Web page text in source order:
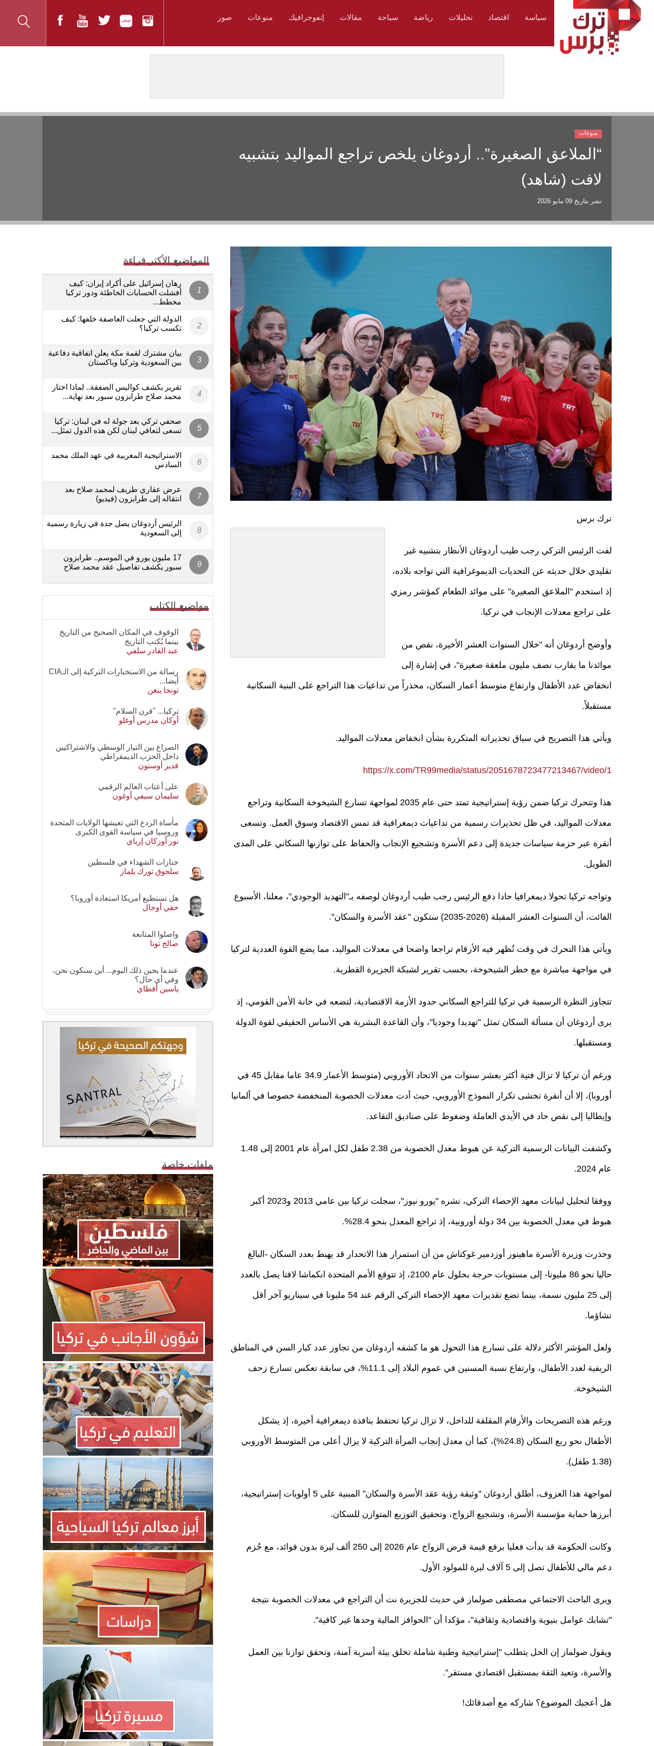
سياسة اقتصاد تحليلات رياضة سياحة مقالات إنفوجرافيك منوعات صور
“الملاعق الصغيرة”.. أردوغان يلخص تراجع المواليد بتشبيه
لافت (شاهد)
نشر بتاريخ 09 مايو 2026
منوعات
ترك برس
لفت الرئيس التركي رجب طيب أردوغان الأنظار بتشبيه غير
تقليدي خلال حديثه عن التحديات الديموغرافية التي تواجه بلاده،
إذ استخدم "الملاعق الصغيرة" على موائد الطعام كمؤشر رمزي
على تراجع معدلات الإنجاب في تركيا.
وأوضح أردوغان أنه "خلال السنوات العشر الأخيرة، نقص من
موائدنا ما يقارب نصف مليون ملعقة صغيرة"، في إشارة إلى
انخفاض عدد الأطفال وارتفاع متوسط أعمار السكان، محذراً من تداعيات هذا التراجع على البنية السكانية
مستقبلاً.
ويأتي هذا التصريح في سياق تحذيراته المتكررة بشأن انخفاض معدلات المواليد.
https://x.com/TR99media/status/2051678723477213467/video/1
هذا وتتحرك تركيا ضمن رؤية إستراتيجية تمتد حتى عام 2035 لمواجهة تسارع الشيخوخة السكانية وتراجع
معدلات المواليد، في ظل تحذيرات رسمية من تداعيات ديمغرافية قد تمس الاقتصاد وسوق العمل. وتسعى
أنقرة عبر حزمة سياسات جديدة إلى دعم الأسرة وتشجيع الإنجاب والحفاظ على توازنها السكاني على المدى
الطويل.
وتواجه تركيا تحولا ديمغرافيا حادا دفع الرئيس رجب طيب أردوغان لوصفه بـ"التهديد الوجودي"، معلنا، الأسبوع
الفائت، أن السنوات العشر المقبلة (2026-2035) ستكون "عقد الأسرة والسكان".
ويأتي هذا التحرك في وقت تُظهر فيه الأرقام تراجعا واضحا في معدلات المواليد، مما يضع القوة العددية لتركيا
في مواجهة مباشرة مع خطر الشيخوخة، بحسب تقرير لشبكة الجزيرة القطرية.
تتجاوز النظرة الرسمية في تركيا للتراجع السكاني حدود الأزمة الاقتصادية، لتضعه في خانة الأمن القومي، إذ
يرى أردوغان أن مسألة السكان تمثل "تهديدا وجوديا"، وأن القاعدة البشرية هي الأساس الحقيقي لقوة الدولة
ومستقبلها.
ورغم أن تركيا لا تزال فتية أكثر بعشر سنوات من الاتحاد الأوروبي (متوسط الأعمار 34.9 عاما مقابل 45 في
أوروبا)، إلا أن أنقرة تخشى تكرار النموذج الأوروبي، حيث أدت معدلات الخصوبة المنخفضة خصوصا في ألمانيا
وإيطاليا إلى نقص حاد في الأيدي العاملة وضغوط على صناديق التقاعد.
وكشفت البيانات الرسمية التركية عن هبوط معدل الخصوبة من 2.38 طفل لكل امرأة عام 2001 إلى 1.48
عام 2024.
ووفقا لتحليل لبيانات معهد الإحصاء التركي، نشره "يورو نيوز"، سجلت تركيا بين عامي 2013 و2023 أكبر
هبوط في معدل الخصوبة بين 34 دولة أوروبية، إذ تراجع المعدل بنحو 28.4%.
وحذرت وزيرة الأسرة ماهينور أوزدمير غوكتاش من أن استمرار هذا الانحدار قد يهبط بعدد السكان -البالغ
حاليا نحو 86 مليونا- إلى مستويات حرجة بحلول عام 2100، إذ تتوقع الأمم المتحدة انكماشا لافتا يصل بالعدد
إلى 25 مليون نسمة، بينما تضع تقديرات معهد الإحصاء التركي الرقم عند 54 مليونا في سيناريو آخر أقل
تشاؤما.
ولعل المؤشر الأكثر دلالة على تسارع هذا التحول هو ما كشفه أردوغان من تجاوز عدد كبار السن في المناطق
الريفية لعدد الأطفال، وارتفاع نسبة المسنين في عموم البلاد إلى 11.1%، في سابقة تعكس تسارع زحف
الشيخوخة.
ورغم هذه التصريحات والأرقام المقلقة للداخل، لا تزال تركيا تحتفظ بنافذة ديمغرافية أخيرة، إذ يشكل
الأطفال نحو ربع السكان (24.8%)، كما أن معدل إنجاب المرأة التركية لا يزال أعلى من المتوسط الأوروبي
(1.38 طفل).
لمواجهة هذا العزوف، أطلق أردوغان "وثيقة رؤية عقد الأسرة والسكان" المبنية على 5 أولويات إستراتيجية،
أبرزها حماية مؤسسة الأسرة، وتشجيع الزواج، وتحقيق التوزيع المتوازن للسكان.
وكانت الحكومة قد بدأت فعليا برفع قيمة قرض الزواج عام 2026 إلى 250 ألف ليرة بدون فوائد، مع حُزم
دعم مالي للأطفال تصل إلى 5 آلاف ليرة للمولود الأول.
ويرى الباحث الاجتماعي مصطفى صولماز في حديث للجزيرة نت أن التراجع في معدلات الخصوبة نتيجة
"تشابك عوامل بنيوية واقتصادية وثقافية"، مؤكدا أن "الحوافز المالية وحدها غير كافية".
ويقول صولماز إن الحل يتطلب "إستراتيجية وطنية شاملة تخلق بيئة أسرية آمنة، وتحقق توازنا بين العمل
والأسرة، وتعيد الثقة بمستقبل اقتصادي مستقر".
هل أعجبك الموضوع؟ شاركه مع أصدقائك!
المواضيع الأكثر قراءة
رهان إسرائيل على أكراد إيران: كيف
أفشلت الحسابات الخاطئة ودور تركيا
مخطط...
الدولة التي جعلت العاصفة خلفها: كيف
تكسب تركيا؟
بيان مشترك لقمة مكة يعلن اتفاقية دفاعية
بين السعودية وتركيا وباكستان
تقرير يكشف كواليس الصفقة.. لماذا اختار
محمد صلاح طرابزون سبور بعد نهاية...
صحفي تركي بعد جولة له في لبنان: تركيا
تسعى لتعافي لبنان لكن هذه الدول تمثل...
الاستراتيجية المغربية في عهد الملك محمد
السادس
عرض عقاري طريف لمحمد صلاح بعد
انتقاله إلى طرابزون (فيديو)
الرئيس أردوغان يصل جدة في زيارة رسمية
إلى السعودية
17 مليون يورو في الموسم.. طرابزون
سبور يكشف تفاصيل عقد محمد صلاح
مواضيع الكتاب
الوقوف في المكان الصحيح من التاريخ
بينما يُكتب التاريخ
عبد القادر سلفي
رسالة من الاستخبارات التركية إلى الـCIA
أيضا...
تونجا بنغن
تركيا... "قرن السلام"
أوكان مدرس أوغلو
الصراع بين التيار الوسطي والاشتراكيين
داخل الحزب الديمقراطي
قدير أوستون
على أعتاب العالم الرقمي
سليمان سيفي أوغون
مأساة الردع التي تعيشها الولايات المتحدة
وروسيا في سياسة القوى الكبرى
نور أوزكان إرباي
جنازات الشهداء في فلسطين
سلجوق تورك يلماز
هل تستطيع أمريكا استعادة أوروبا؟
حقي أوجال
واصلوا المتابعة
صالح تونا
عندما يحين ذلك اليوم... أين سنكون نحن،
وفي أي حال؟
ياسين أقطاي
ملفات خاصة